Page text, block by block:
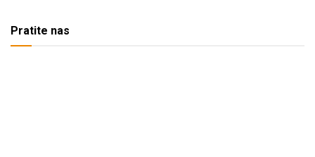
Pratite nas